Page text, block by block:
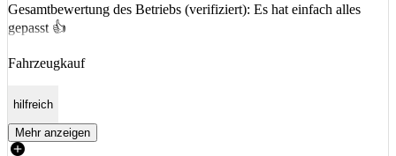
Gesamtbewertung des Betriebs (verifiziert): Es hat einfach alles
gepasst 👍
Fahrzeugkauf
hilfreich
Mehr anzeigen